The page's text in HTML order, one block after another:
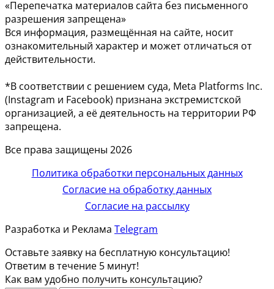
«Перепечатка материалов сайта без письменного
разрешения запрещена»
Вся информация, размещённая на сайте, носит
ознакомительный характер и может отличаться от
действительности.
*В соответствии с решением суда, Meta Platforms Inc.
(Instagram и Facebook) признана экстремистской
организацией, а её деятельность на территории РФ
запрещена.
Все права защищены 2026
Политика обработки персональных данных
Согласие на обработку данных
Согласие на рассылку
Разработка и Реклама Telegram
Оставьте заявку на бесплатную консультацию!
Ответим в течение 5 минут!
Как вам удобно получить консультацию?